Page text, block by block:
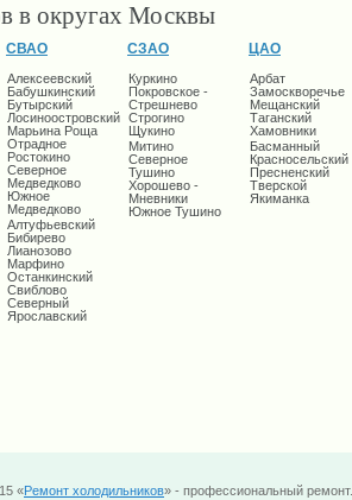
в округах Москвы
СВАО
Алексеевский
Бабушкинский
Бутырский
Лосиноостровский
Марьина Роща
Отрадное
Ростокино
Северное
Медведково
Южное
Медведково
Алтуфьевский
Бибирево
Лианозово
Марфино
Останкинский
Свиблово
Северный
Ярославский
СЗАО
Куркино
Покровское -
Стрешнево
Строгино
Щукино
Митино
Северное
Тушино
Хорошево -
Мневники
Южное Тушино
ЦАО
Арбат
Замоскворечье
Мещанский
Таганский
Хамовники
Басманный
Красносельский
Пресненский
Тверской
Якиманка
«Ремонт холодильников» - профессиональный ремонт.